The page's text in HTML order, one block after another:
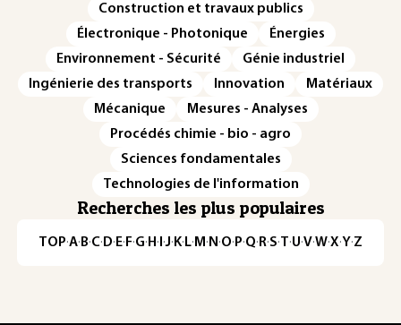
Construction et travaux publics
Électronique - Photonique
Énergies
Environnement - Sécurité
Génie industriel
Ingénierie des transports
Innovation
Matériaux
Mécanique
Mesures - Analyses
Procédés chimie - bio - agro
Sciences fondamentales
Technologies de l'information
Recherches les plus populaires
TOP·A·B·C· D· E· F·G· H · ·J· K· L· M · N ·O· P·Q· R·S·T·U·V·W·X·Y·Z